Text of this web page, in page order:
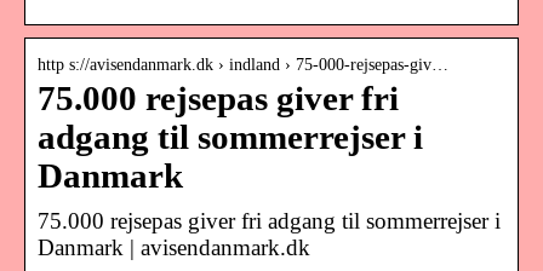
http s://avisendanmark.dk › indland › 75-000-rejsepas-giv…
75.000 rejsepas giver fri
adgang til sommerrejser i
Danmark
75.000 rejsepas giver fri adgang til sommerrejser i
Danmark | avisendanmark.dk